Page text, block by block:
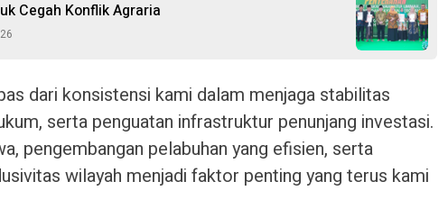
Cegah Konflik Agraria
dari konsistensi kami dalam menjaga stabilitas
serta penguatan infrastruktur penunjang investasi.
pengembangan pelabuhan yang efisien, serta
wilayah menjadi faktor penting yang terus kami